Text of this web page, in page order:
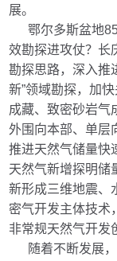
展。
鄂尔多斯盆地
效勘探进攻仗？长
勘探思路，深入推
新”领域勘探，加
成藏、致密砂岩气
外围向本部、单层
推进天然气储量快
天然气新增探明储
新形成三维地震、
密气开发主体技术
非常规天然气开发
随着不断发展，